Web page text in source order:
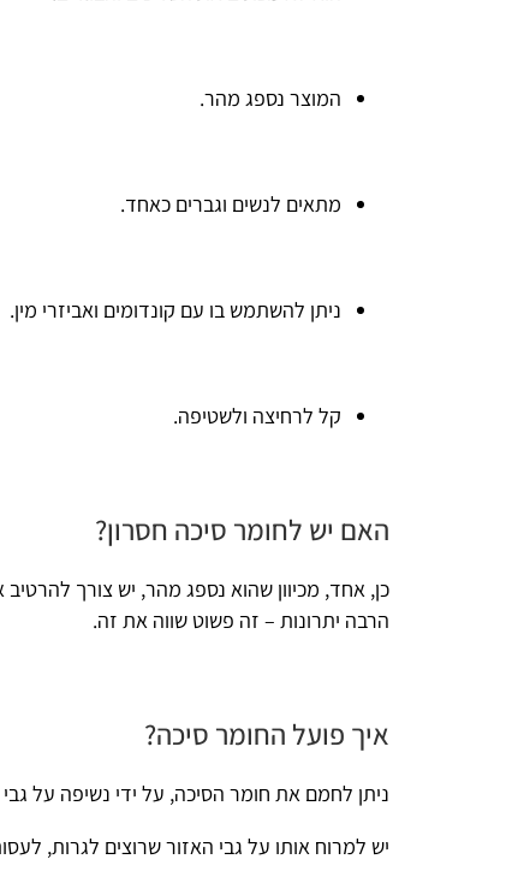
המוצר נספג מהר.
מתאים לנשים וגברים כאחד.
ניתן להשתמש בו עם קונדומים ואביזרי מין.
קל לרחיצה ולשטיפה.
האם יש לחומר סיכה חסרון?
כן, אחד, מכיוון שהוא נספג מהר, יש צורך להרטיב אותו
הרבה יתרונות – זה פשוט שווה את זה.
איך פועל החומר סיכה?
ניתן לחמם את חומר הסיכה, על ידי נשיפה על גבי האזור
יש למרוח אותו על גבי האזור שרוצים לגרות, לעסות אותו,